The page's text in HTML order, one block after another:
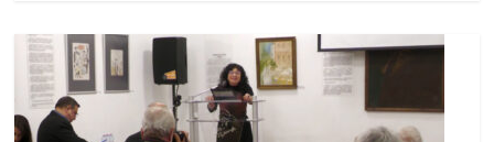
р
а